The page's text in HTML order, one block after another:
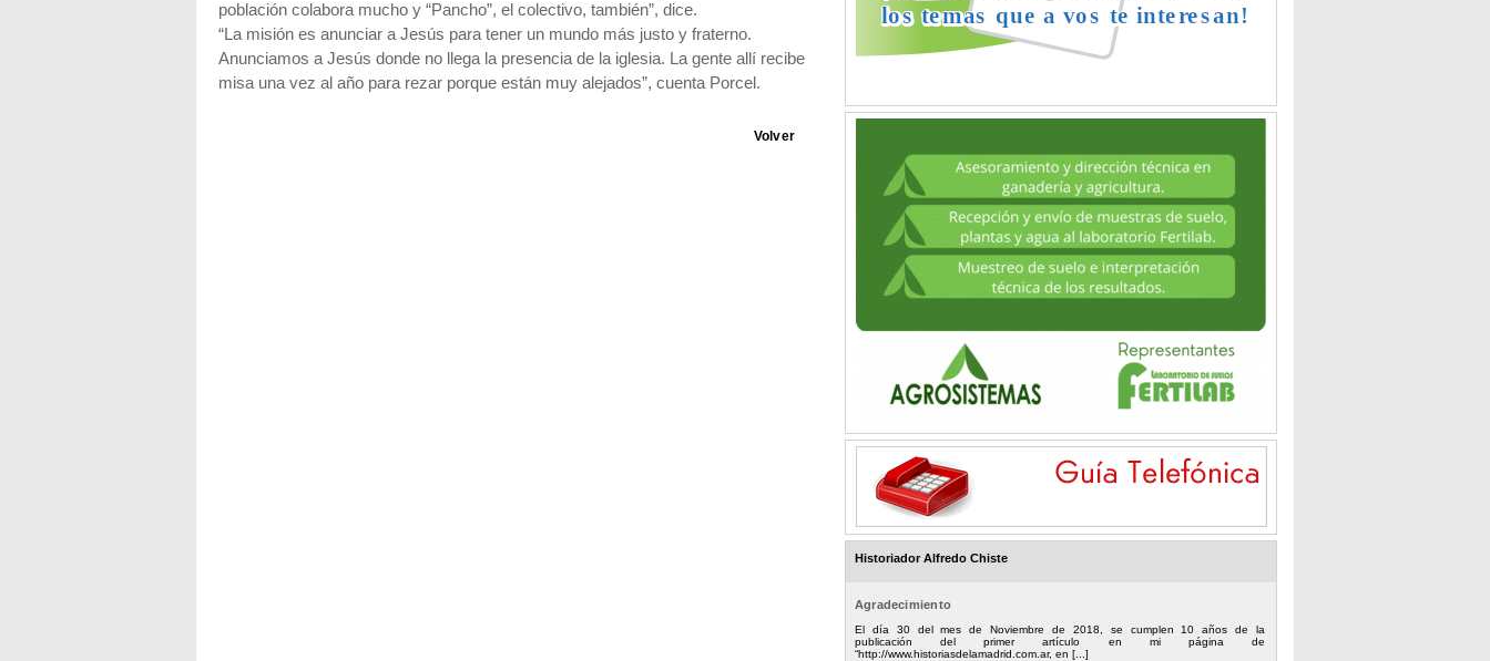
población colabora mucho y “Pancho”, el colectivo, también”, dice.
“La misión es anunciar a Jesús para tener un mundo más justo y fraterno.
Anunciamos a Jesús donde no llega la presencia de la iglesia. La gente allí recibe
misa una vez al año para rezar porque están muy alejados”, cuenta Porcel.
Volver
Historiador Alfredo Chiste
Agradecimiento
El día 30 del mes de Noviembre de 2018, se cumplen 10 años de la
publicación del primer artículo en mi página de
“http://www.historiasdelamadrid.com.ar, en [...]